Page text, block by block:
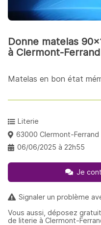
Donne matelas
à Clermont-Ferrand
Matelas en bon état
Literie
63000 Clermont-Ferrand
06/06/2025 à 22h55
Je
Signaler un problème
Vous aussi, déposez
de literie à Clermont-